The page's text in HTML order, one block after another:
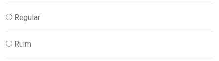
Regular
Ruim